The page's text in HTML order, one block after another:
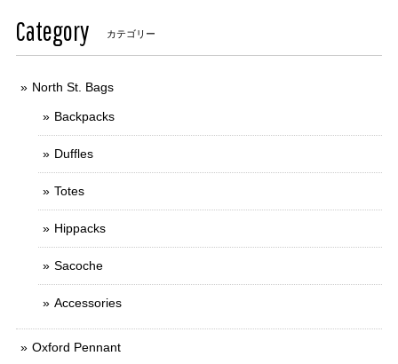
Category カテゴリー
North St. Bags
Backpacks
Duffles
Totes
Hippacks
Sacoche
Accessories
Oxford Pennant